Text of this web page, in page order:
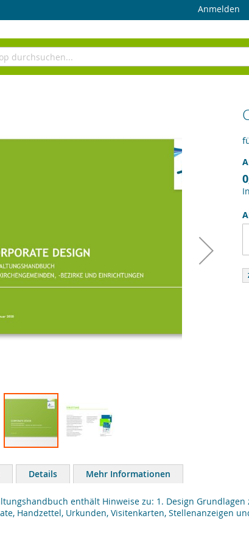
Anmelden
Details Mehr Informationen
enthält Hinweise zu: 1. Design
Handzettel, Urkunden, Visitenkarten, Stellenanzeigen